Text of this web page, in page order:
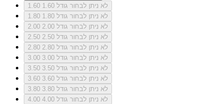
1.60
לא ניתן לבחור גודל 1.60
1.80
לא ניתן לבחור גודל 1.80
2.00
לא ניתן לבחור גודל 2.00
2.50
לא ניתן לבחור גודל 2.50
2.80
לא ניתן לבחור גודל 2.80
3.00
לא ניתן לבחור גודל 3.00
3.50
לא ניתן לבחור גודל 3.50
3.60
לא ניתן לבחור גודל 3.60
3.80
לא ניתן לבחור גודל 3.80
4.00
לא ניתן לבחור גודל 4.00